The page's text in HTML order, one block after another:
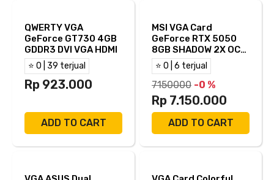
QWERTY VGA
GeForce GT730 4GB
GDDR3 DVI VGA HDMI
⭐ 0 | 39 terjual
Rp 923.000
ADD TO CART
MSI VGA Card
GeForce RTX 5050
8GB SHADOW 2X OC
GDDR6 - VGA RTX
5050
⭐ 0 | 6 terjual
7150000 -0 %
Rp 7.150.000
ADD TO CART